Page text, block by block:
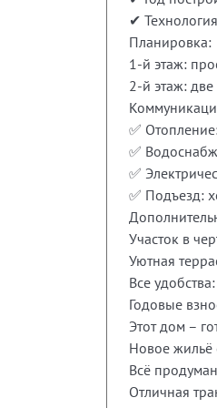
✔
Планировка:
1-й этаж:
2-й этаж:
✅
✅
✅
✅ Подъезд:
Участок в
Уютная
Все
Годовые
Этот дом –
Новое жильё
Всё
Отличная